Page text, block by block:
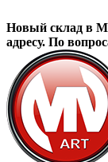
Новый склад в
адресу. По